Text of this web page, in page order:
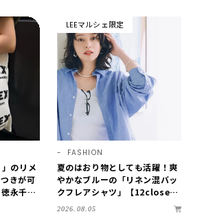
のリメ
きが可
永千夏
LEEマルシェ限定
FASHION
夏のはおり物としても活躍！爽
やかなブルーの「リネン混バッ
クフレアシャツ」【12close
t】
2026.08.05